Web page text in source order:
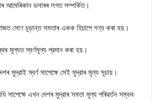
আমেৰিকান ডলাৰৰ লগত সম্পর্কিত।
সোণ চূড়ান্ত সমতাৰ একক হিচাপে গণ্য কৰা হয়।
মূল্যত স্বর্ণমূল্য প্রদান কৰা হয়।
মুদ্রাই স্বর্ণ সাপেক্ষে সেই মুদ্রাৰ মূল্য সূচায়।
সাপেক্ষে এখন দেশৰ মুদ্রাৰ সমতা মূল্য পৰিৱৰ্তন সম্ভব